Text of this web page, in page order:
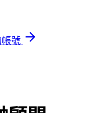
號